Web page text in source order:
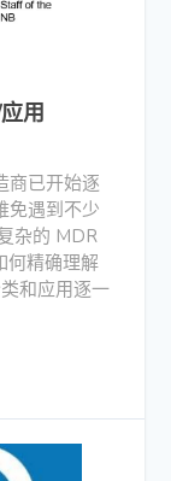
用
商已开始逐
免遇到不少
杂的 MDR
何精确理解
和应用逐一